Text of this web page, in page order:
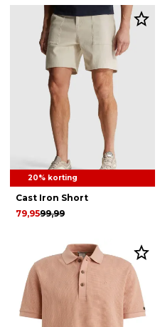
20% korting
Cast Iron Short
99,99
79,95